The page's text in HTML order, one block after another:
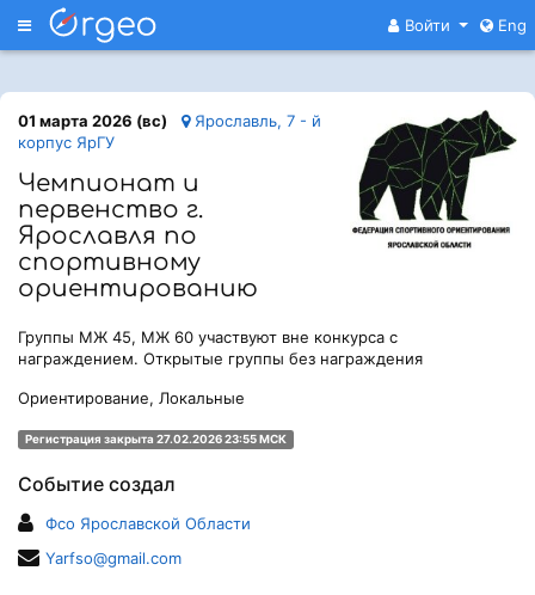
Меню Войти Eng
01 марта 2026 (вс)
Ярославль, 7 - й
корпус ЯрГУ
Чемпионат и
первенство г.
Ярославля по
спортивному
ориентированию
Группы МЖ 45, МЖ 60 участвуют вне конкурса с
награждением. Открытые группы без награждения
Ориентирование, Локальные
Регистрация закрыта 27.02.2026 23:55 МСК
Событие создал
Фсо Ярославской Области
Yarfso@gmail.com